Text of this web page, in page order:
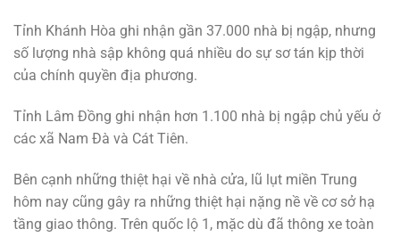
Tỉnh Khánh Hòa ghi nhận gần 37.000 nhà bị ngập, nhưng
số lượng nhà sập không quá nhiều do sự sơ tán kịp thời
của chính quyền địa phương.
Tỉnh Lâm Đồng ghi nhận hơn 1.100 nhà bị ngập chủ yếu ở
các xã Nam Đà và Cát Tiên.
Bên cạnh những thiệt hại về nhà cửa, lũ lụt miền Trung
hôm nay cũng gây ra những thiệt hại nặng nề về cơ sở hạ
tầng giao thông. Trên quốc lộ 1, mặc dù đã thông xe toàn